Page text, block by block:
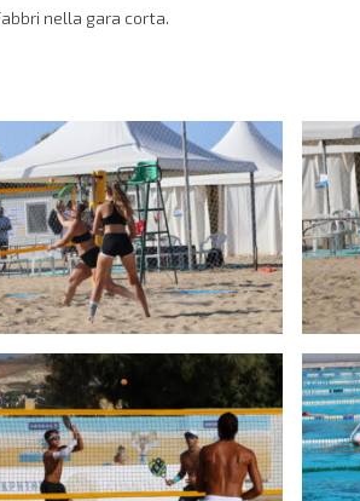
nella gara corta.